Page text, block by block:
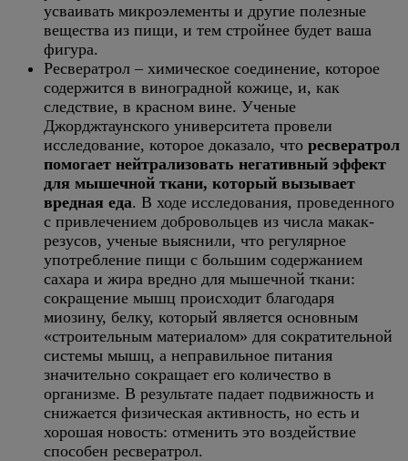
усваивать микроэлементы и другие полезные
вещества из пищи, и тем стройнее будет ваша
фигура.
Ресвератрол – химическое соединение, которое
содержится в виноградной кожице, и, как
следствие, в красном вине. Ученые
Джорджтаунского университета провели
исследование, которое доказало, что ресвератрол
помогает нейтрализовать негативный эффект
для мышечной ткани, который вызывает
вредная еда. В ходе исследования, проведенного
с привлечением добровольцев из числа макак-
резусов, ученые выяснили, что регулярное
употребление пищи с большим содержанием
сахара и жира вредно для мышечной ткани:
сокращение мышц происходит благодаря
миозину, белку, который является основным
«строительным материалом» для сократительной
системы мышц, а неправильное питания
значительно сокращает его количество в
организме. В результате падает подвижность и
снижается физическая активность, но есть и
хорошая новость: отменить это воздействие
способен ресвератрол.